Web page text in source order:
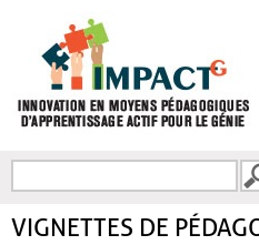
FORMULAIRE DE
VIGNETTES DE